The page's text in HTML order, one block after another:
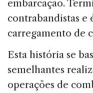
embarcação.
contrabandistas e
carregamento de
Esta história se
semelhantes
operações de